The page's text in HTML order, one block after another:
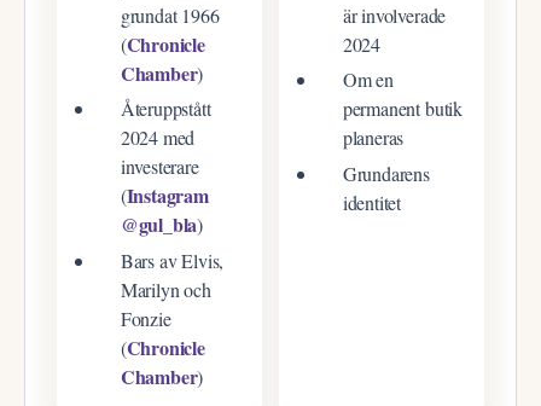
grundat 1966
(Chronicle
Chamber)
Återuppstått
2024 med
investerare
(Instagram
@gul_bla)
Bars av Elvis,
Marilyn och
Fonzie
(Chronicle
Chamber)
är involverade
2024
Om en
permanent butik
planeras
Grundarens
identitet